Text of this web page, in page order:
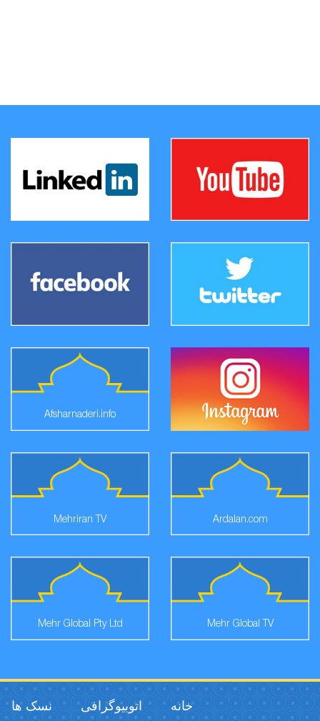
Afsharnaderi.info
Ardalan.com
Mehriran TV
Mehr Global TV
Mehr Global Pty Ltd
خانه اتوبیوگرافی نسک ها